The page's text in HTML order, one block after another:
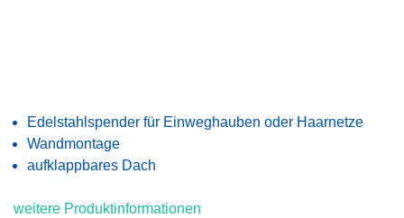
Edelstahlspender für Einweghauben oder Haarnetze
Wandmontage
aufklappbares Dach
weitere Produktinformationen